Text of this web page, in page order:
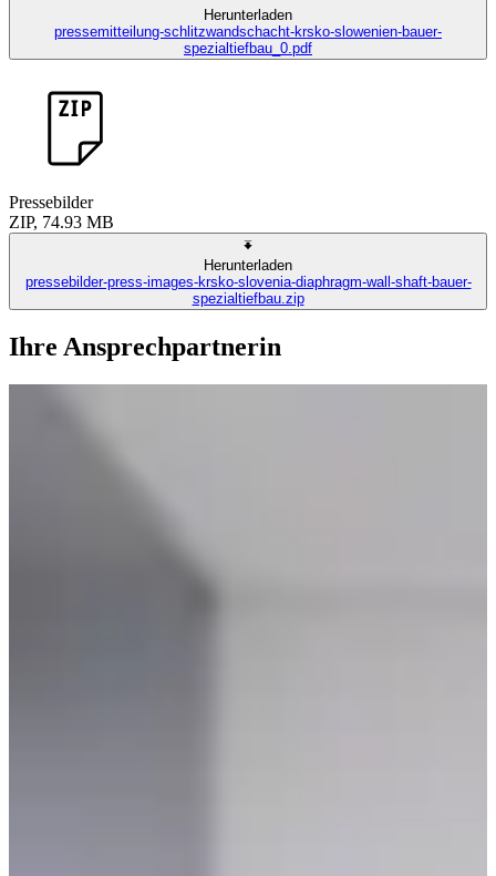
Herunterladen
pressemitteilung-schlitzwandschacht-krsko-slowenien-bauer-
spezialtiefbau_0.pdf
Pressebilder
ZIP, 74.93 MB
Herunterladen
pressebilder-press-images-krsko-slovenia-diaphragm-wall-shaft-bauer-
spezialtiefbau.zip
Ihre Ansprechpartnerin